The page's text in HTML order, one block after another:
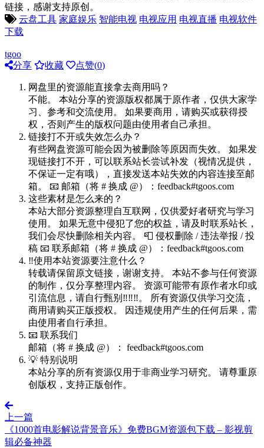
链接，感谢支持原创。
云盘工具 家庭娱乐 智能电视 电视应用 电视直播 电视软件
下载
tgoo
分享
收藏 点赞(0)
网盘里的资源能直接拿去商用吗？
不能。 本站分享的资源版权都属于原作者，仅供大家学
习、参考和交流使用。 如果要商用，请购买或获得授
权，否则产生的版权问题由使用者自己承担。
链接打不开或失效怎么办？
有些网盘资源可能会因为被删除等原因而失效。 如果发
现链接打不开，可以联系站长尝试补发（视情况提供，
不保证一定有哦），直接发送本站失效的内容连接至邮
箱。 📧 邮箱（将 # 换成 @）：feedback#tgoos.com
这些素材是怎么来的？
本站大部分资源整理自互联网，仅供爱好者研究与学习
使用。 如果无意中侵犯了您的权益，请及时联系站长，
我们会尽快删除相关内容。 📮 侵权删除 / 违法举报 / 投
稿 📧 联系邮箱（将 # 换成 @）：feedback#tgoos.com
‼️使用本站资源要注意什么？
转载请保留原文链接，谢谢支持。 本站不参与任何资源
的制作，仅分享整理内容。 资源可能带有原作者水印或
引流信息，请自行甄别‼️‼️‼️。 所有资源仅供学习交流，
商用请购买正版授权。 因违规使用产生的任何后果，需
由使用者自行承担。
📧 联系我们
邮箱（将 # 换成 @）： feedback#tgoos.com
💡 特别说明
本站分享的所有资源仅用于非商业学习研究。 请尊重原
创版权，支持正版创作。
上一篇
《1000首电影解说背景音乐》免费BGM资源包下载 – 影视剪
辑必备神器